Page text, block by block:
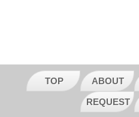
TOP ABOUT
REQUEST